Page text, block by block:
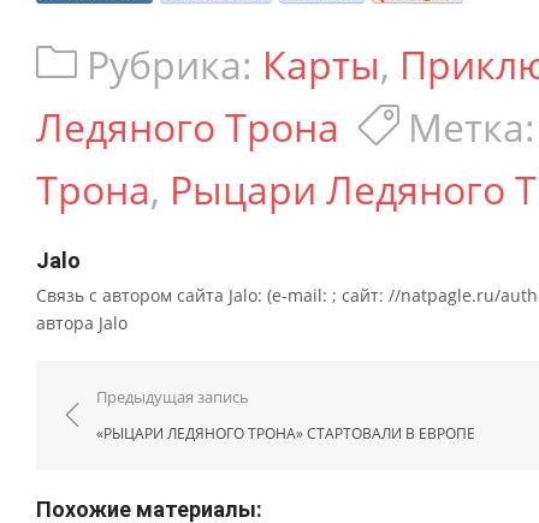
Рубрика: Карты,
Ледяного Трона
Трона, Рыцари Ледяного
Jalo
Связь с автором сайта Jalo: (e-mail: ; сайт: //natpagle.ru/
автора Jalo
Навигация по записям
Предыдущая запись
«РЫЦАРИ ЛЕДЯНОГО ТРОНА» СТАРТОВАЛИ В ЕВРОПЕ
Похожие материалы: